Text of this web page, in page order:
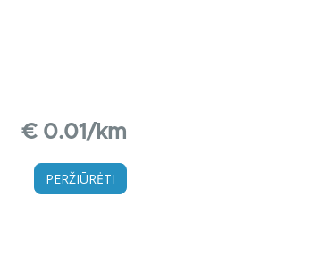
€ 0.01/km
PERŽIŪRĖTI